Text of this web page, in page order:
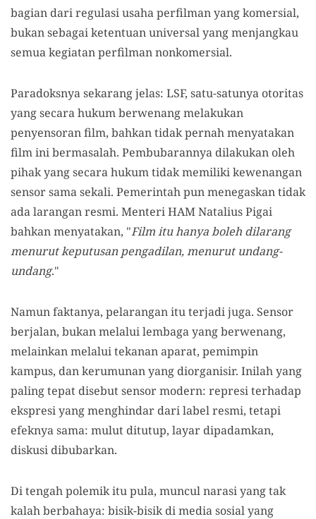
bagian dari regulasi usaha perfilman yang komersial,
bukan sebagai ketentuan universal yang menjangkau
semua kegiatan perfilman nonkomersial.
Paradoksnya sekarang jelas: LSF, satu-satunya otoritas
yang secara hukum berwenang melakukan
penyensoran film, bahkan tidak pernah menyatakan
film ini bermasalah. Pembubarannya dilakukan oleh
pihak yang secara hukum tidak memiliki kewenangan
sensor sama sekali. Pemerintah pun menegaskan tidak
ada larangan resmi. Menteri HAM Natalius Pigai
bahkan menyatakan, "Film itu hanya boleh dilarang
menurut keputusan pengadilan, menurut undang-
undang."
Namun faktanya, pelarangan itu terjadi juga. Sensor
berjalan, bukan melalui lembaga yang berwenang,
melainkan melalui tekanan aparat, pemimpin
kampus, dan kerumunan yang diorganisir. Inilah yang
paling tepat disebut sensor modern: represi terhadap
ekspresi yang menghindar dari label resmi, tetapi
efeknya sama: mulut ditutup, layar dipadamkan,
diskusi dibubarkan.
Di tengah polemik itu pula, muncul narasi yang tak
kalah berbahaya: bisik-bisik di media sosial yang